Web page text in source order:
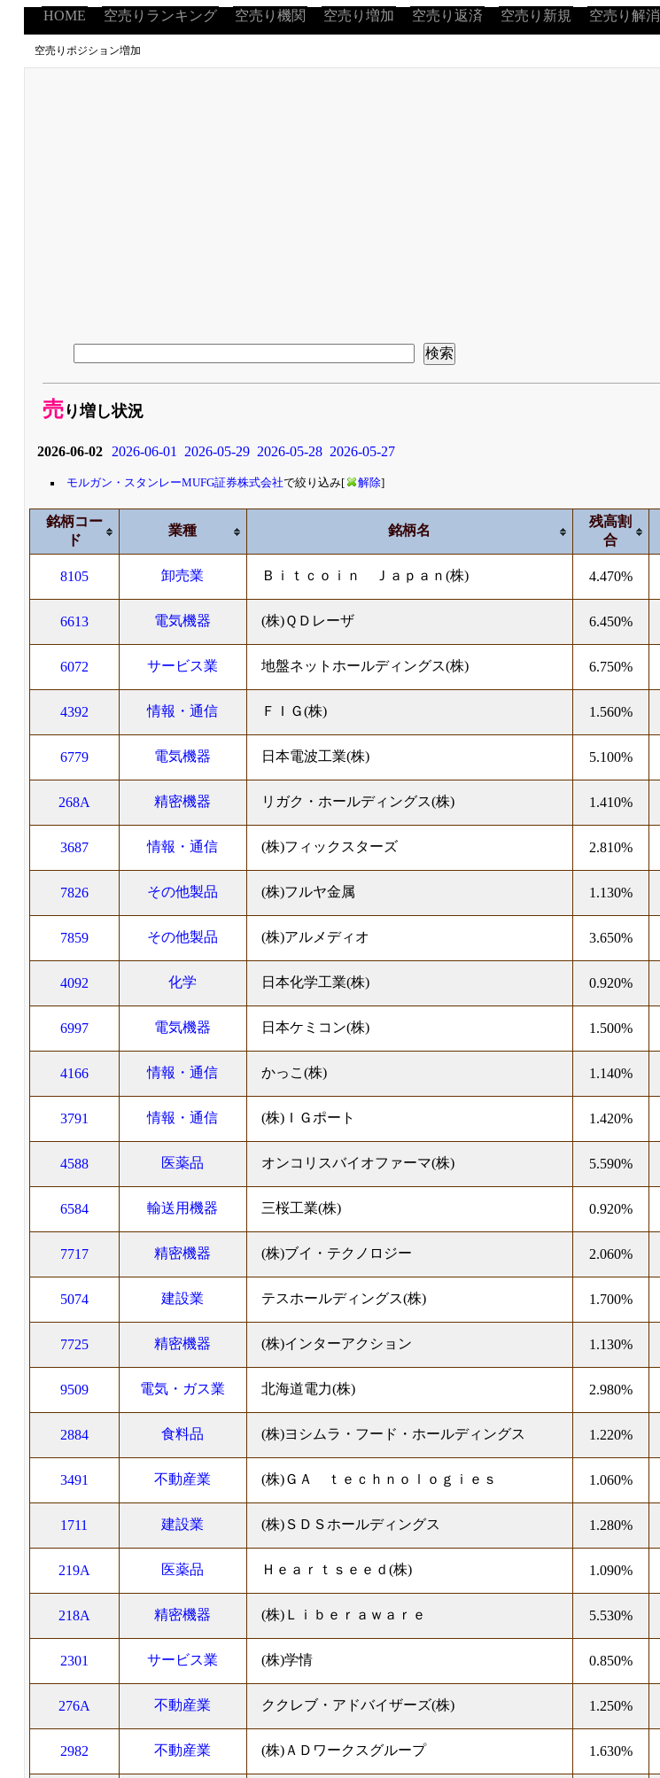
HOME 空売りランキング 空売り機関 空売り増加 空売り返済 空売り新規 空売り解消
空売りポジション増加
売り増し状況
2026-06-02 2026-06-01 2026-05-29 2026-05-28 2026-05-27
モルガン・スタンレーMUFG証券株式会社で絞り込み[ 解除]
銘柄コー
ド
業種 銘柄名
残高割
合
8105 卸売業 Ｂｉｔｃｏｉｎ Ｊａｐａｎ(株) 4.470%
6613 電気機器 (株)ＱＤレーザ 6.450%
6072 サービス業 地盤ネットホールディングス(株) 6.750%
4392 情報・通信 ＦＩＧ(株) 1.560%
6779 電気機器 日本電波工業(株) 5.100%
268A 精密機器 リガク・ホールディングス(株) 1.410%
3687 情報・通信 (株)フィックスターズ 2.810%
7826 その他製品 (株)フルヤ金属 1.130%
7859 その他製品 (株)アルメディオ 3.650%
4092 化学 日本化学工業(株) 0.920%
6997 電気機器 日本ケミコン(株) 1.500%
4166 情報・通信 かっこ(株) 1.140%
3791 情報・通信 (株)ＩＧポート 1.420%
4588 医薬品 オンコリスバイオファーマ(株) 5.590%
6584 輸送用機器 三桜工業(株) 0.920%
7717 精密機器 (株)ブイ・テクノロジー 2.060%
5074 建設業 テスホールディングス(株) 1.700%
7725 精密機器 (株)インターアクション 1.130%
9509 電気・ガス業 北海道電力(株) 2.980%
2884 食料品 (株)ヨシムラ・フード・ホールディングス 1.220%
3491 不動産業 (株)ＧＡ ｔｅｃｈｎｏｌｏｇｉｅｓ 1.060%
1711 建設業 (株)ＳＤＳホールディングス 1.280%
219A 医薬品 Ｈｅａｒｔｓｅｅｄ(株) 1.090%
218A 精密機器 (株)Ｌｉｂｅｒａｗａｒｅ 5.530%
2301 サービス業 (株)学情 0.850%
276A 不動産業 ククレブ・アドバイザーズ(株) 1.250%
2982 不動産業 (株)ＡＤワークスグループ 1.630%